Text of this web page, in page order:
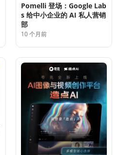
Pomelli 登场：Google Lab
s 给中小企业的 AI 私人营销
部
10 个月前